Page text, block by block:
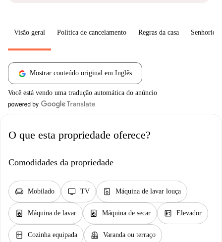
Visão geral Política de cancelamento Regras da casa Senhorio
Mostrar conteúdo original em Inglês
Você está vendo uma tradução automática do anúncio
O que esta propriedade oferece?
Comodidades da propriedade
chair Mobilado tv TV dishwasher_gen Máquina de lavar louça
local_laundry_service Máquina de lavar local_laundry_service Máquina de secar elevator Elevador
kitchen Cozinha equipada balcony Varanda ou terraço